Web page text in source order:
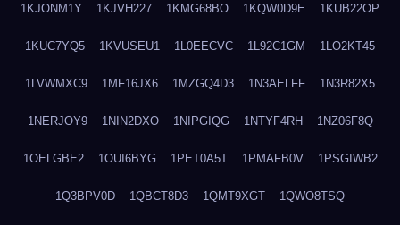
1KJONM1Y 1KJVH227 1KMG68BO 1KQW0D9E 1KUB22OP
1KUC7YQ5 1KVUSEU1 1L0EECVC 1L92C1GM 1LO2KT45
1LVWMXC9 1MF16JX6 1MZGQ4D3 1N3AELFF 1N3R82X5
1NERJOY9 1NIN2DXO 1NIPGIQG 1NTYF4RH 1NZ06F8Q
1OELGBE2 1OUI6BYG 1PET0A5T 1PMAFB0V 1PSGIWB2
1Q3BPV0D 1QBCT8D3 1QMT9XGT 1QWO8TSQ